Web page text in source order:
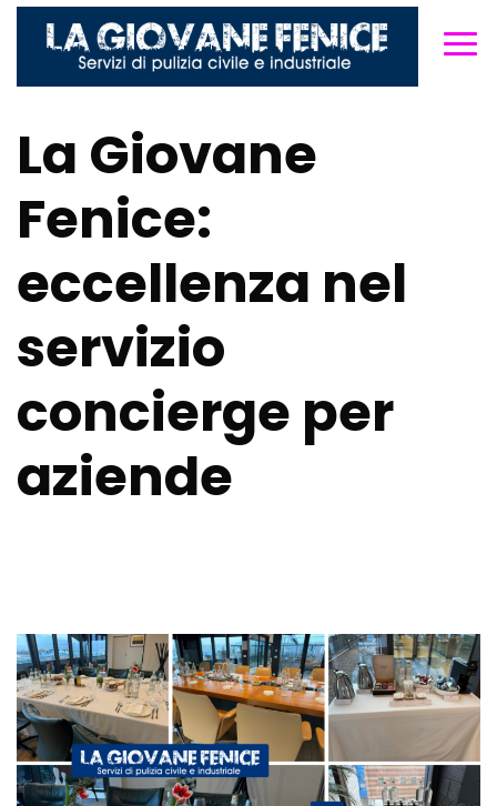
La Giovane
Fenice:
eccellenza nel
servizio
concierge per
aziende